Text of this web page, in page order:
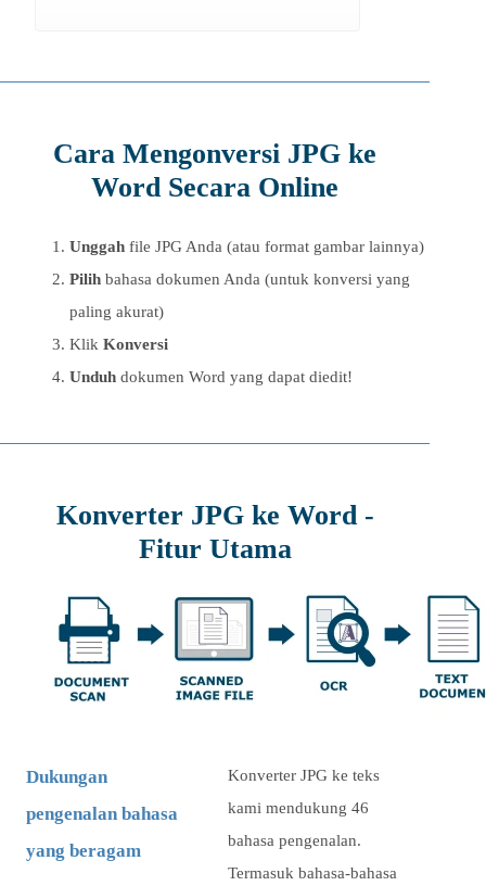
Cara Mengonversi JPG ke
Word Secara Online
Unggah file JPG Anda (atau format gambar lainnya)
Pilih bahasa dokumen Anda (untuk konversi yang
paling akurat)
Klik Konversi
Unduh dokumen Word yang dapat diedit!
Konverter JPG ke Word -
Fitur Utama
Dukungan
pengenalan bahasa
yang beragam
Konverter JPG ke teks
kami mendukung 46
bahasa pengenalan.
Termasuk bahasa-bahasa